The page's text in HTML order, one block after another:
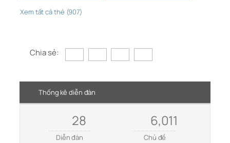
Xem tất cả thẻ (907)
Chia sẻ:
Thống kê diễn đàn
28
Diễn đàn
6,011
Chủ đề